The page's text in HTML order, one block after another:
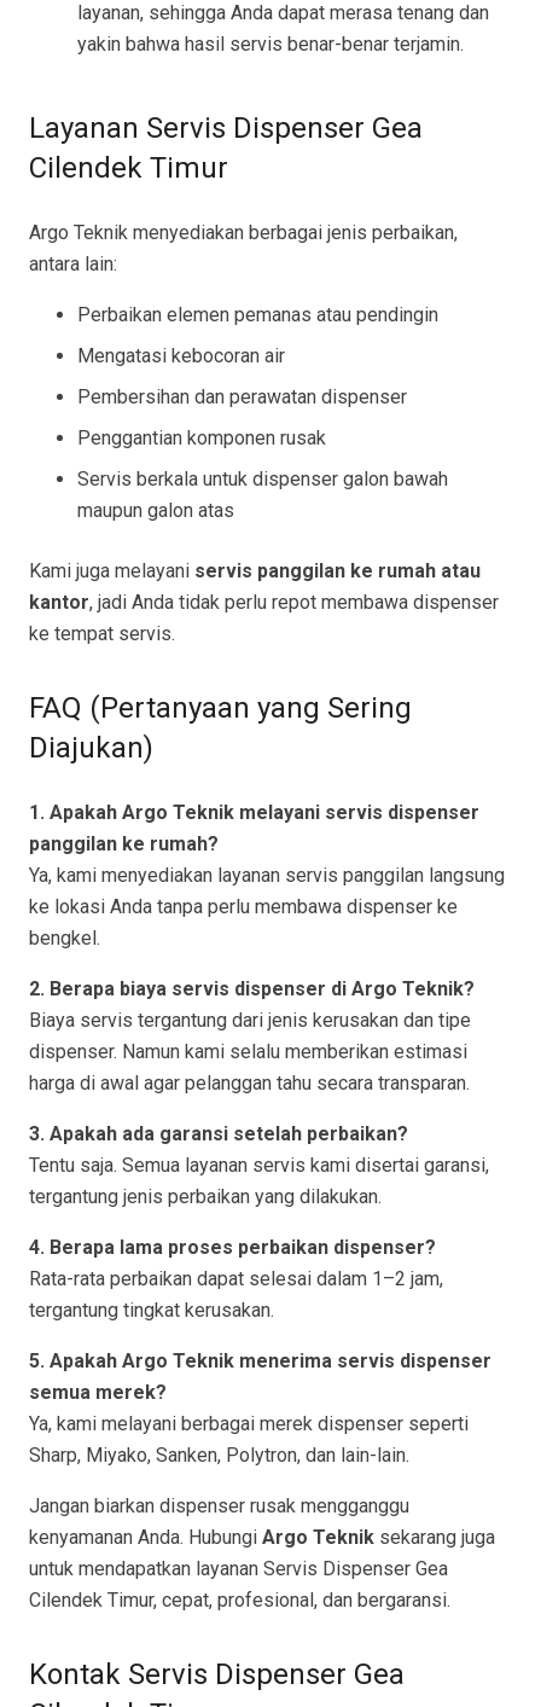
layanan, sehingga Anda dapat merasa tenang dan
yakin bahwa hasil servis benar-benar terjamin.
Layanan Servis Dispenser Gea
Cilendek Timur
Argo Teknik menyediakan berbagai jenis perbaikan,
antara lain:
Perbaikan elemen pemanas atau pendingin
Mengatasi kebocoran air
Pembersihan dan perawatan dispenser
Penggantian komponen rusak
Servis berkala untuk dispenser galon bawah
maupun galon atas
Kami juga melayani servis panggilan ke rumah atau
kantor, jadi Anda tidak perlu repot membawa dispenser
ke tempat servis.
FAQ (Pertanyaan yang Sering
Diajukan)
1. Apakah Argo Teknik melayani servis dispenser
panggilan ke rumah?
Ya, kami menyediakan layanan servis panggilan langsung
ke lokasi Anda tanpa perlu membawa dispenser ke
bengkel.
2. Berapa biaya servis dispenser di Argo Teknik?
Biaya servis tergantung dari jenis kerusakan dan tipe
dispenser. Namun kami selalu memberikan estimasi
harga di awal agar pelanggan tahu secara transparan.
3. Apakah ada garansi setelah perbaikan?
Tentu saja. Semua layanan servis kami disertai garansi,
tergantung jenis perbaikan yang dilakukan.
4. Berapa lama proses perbaikan dispenser?
Rata-rata perbaikan dapat selesai dalam 1–2 jam,
tergantung tingkat kerusakan.
5. Apakah Argo Teknik menerima servis dispenser
semua merek?
Ya, kami melayani berbagai merek dispenser seperti
Sharp, Miyako, Sanken, Polytron, dan lain-lain.
Jangan biarkan dispenser rusak mengganggu
kenyamanan Anda. Hubungi Argo Teknik sekarang juga
untuk mendapatkan layanan Servis Dispenser Gea
Cilendek Timur, cepat, profesional, dan bergaransi.
Kontak Servis Dispenser Gea